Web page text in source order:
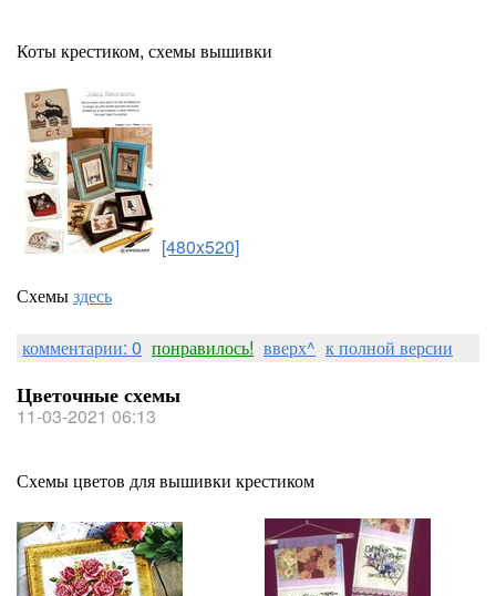
Коты крестиком, схемы вышивки
[480x520]
Схемыздесь
комментарии: 0 понравилось! вверх^ к полной версии
Цветочные схемы
11-03-2021 06:13
Схемы цветов для вышивки крестиком